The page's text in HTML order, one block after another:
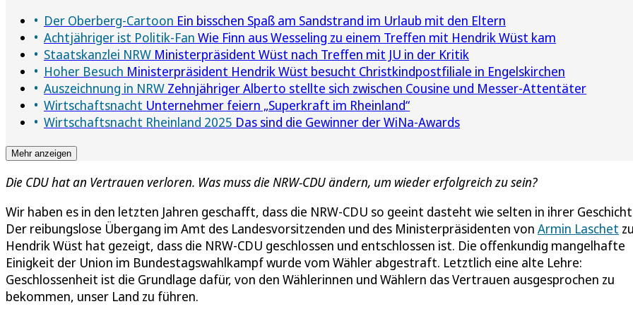
Der Oberberg-Cartoon Ein bisschen Spaß am Sandstrand im Urlaub mit den Eltern
Achtjähriger ist Politik-Fan Wie Finn aus Wesseling zu einem Treffen mit Hendrik Wüst kam
Staatskanzlei NRW Ministerpräsident Wüst nach Treffen mit JU in der Kritik
Hoher Besuch Ministerpräsident Hendrik Wüst besucht Christkindpostfiliale in Engelskirchen
Auszeichnung in NRW Zehnjähriger Alberto stellte sich zwischen Cousine und Messer-Attentäter
Wirtschaftsnacht Unternehmer feiern „Superkraft im Rheinland“
Wirtschaftsnacht Rheinland 2025 Das sind die Gewinner der WiNa-Awards
Mehr anzeigen
Die CDU hat an Vertrauen verloren. Was muss die NRW-CDU ändern, um wieder erfolgreich zu sein?
Wir haben es in den letzten Jahren geschafft, dass die NRW-CDU so geeint dasteht wie selten in ihrer
Der reibungslose Übergang im Amt des Landesvorsitzenden und des Ministerpräsidenten von Armin Laschet
Hendrik Wüst hat gezeigt, dass die NRW-CDU geschlossen und entschlossen ist. Die offenkundig mangelhafte
Einigkeit der Union im Bundestagswahlkampf wurde vom Wähler abgestraft. Letztlich eine alte Lehre:
Geschlossenheit ist die Grundlage dafür, von den Wählerinnen und Wählern das Vertrauen ausgesprochen zu
bekommen, unser Land zu führen.